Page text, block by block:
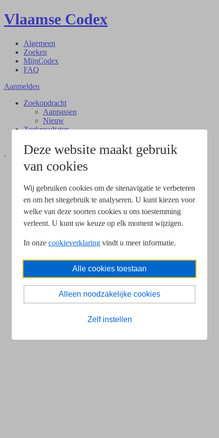
Deze website maakt gebruik
van cookies
Wij gebruiken cookies om de sitenavigatie te verbeteren
en om het sitegebruik te analyseren. U kunt kiezen voor
welke van deze soorten cookies u ons toestemming
verleent. U kunt uw keuze op elk moment wijzigen.
In onze cookieverklaring vindt u meer informatie.
Alle cookies toestaan
Alleen noodzakelijke cookies
Zelf instellen
Vlaamse Codex
Algemeen
Zoeken
MijnCodex
FAQ
Aanmelden
Zoekopdracht
Aanpassen
Nieuw
Zoekresultaten